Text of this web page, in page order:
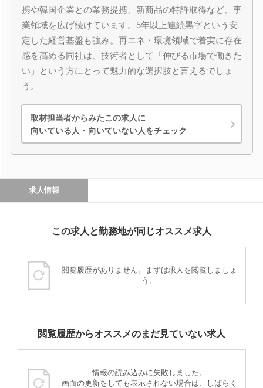
携や韓国企業との業務提携、新商品の特許取得など、事
業領域を広げ続けています。5年以上連続黒字という安
定した経営基盤も強み。再エネ・環境領域で着実に存在
感を高める同社は、技術者として「伸びる市場で働きた
い」という方にとって魅力的な選択肢と言えるでしょ
う。
取材担当者からみたこの求人に
向いている人・向いていない人をチェック
求人情報
この求人と勤務地が同じオススメ求人
閲覧履歴がありません。まずは求人を閲覧しましょ
う。
閲覧履歴からオススメのまだ見ていない求人
情報の読み込みに失敗しました。
画面の更新をしても表示されない場合は、しばらく